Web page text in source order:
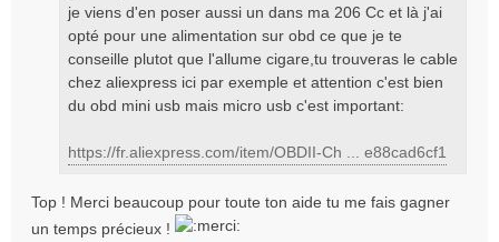
je viens d'en poser aussi un dans ma 206 Cc et là j'ai
opté pour une alimentation sur obd ce que je te
conseille plutot que l'allume cigare,tu trouveras le cable
chez aliexpress ici par exemple et attention c'est bien
du obd mini usb mais micro usb c'est important:
https://fr.aliexpress.com/item/OBDII-Ch ... e88cad6cf1
Top ! Merci beaucoup pour toute ton aide tu me fais gagner
un temps précieux !